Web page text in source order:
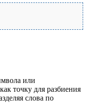
или
точку для разбиения
слова по